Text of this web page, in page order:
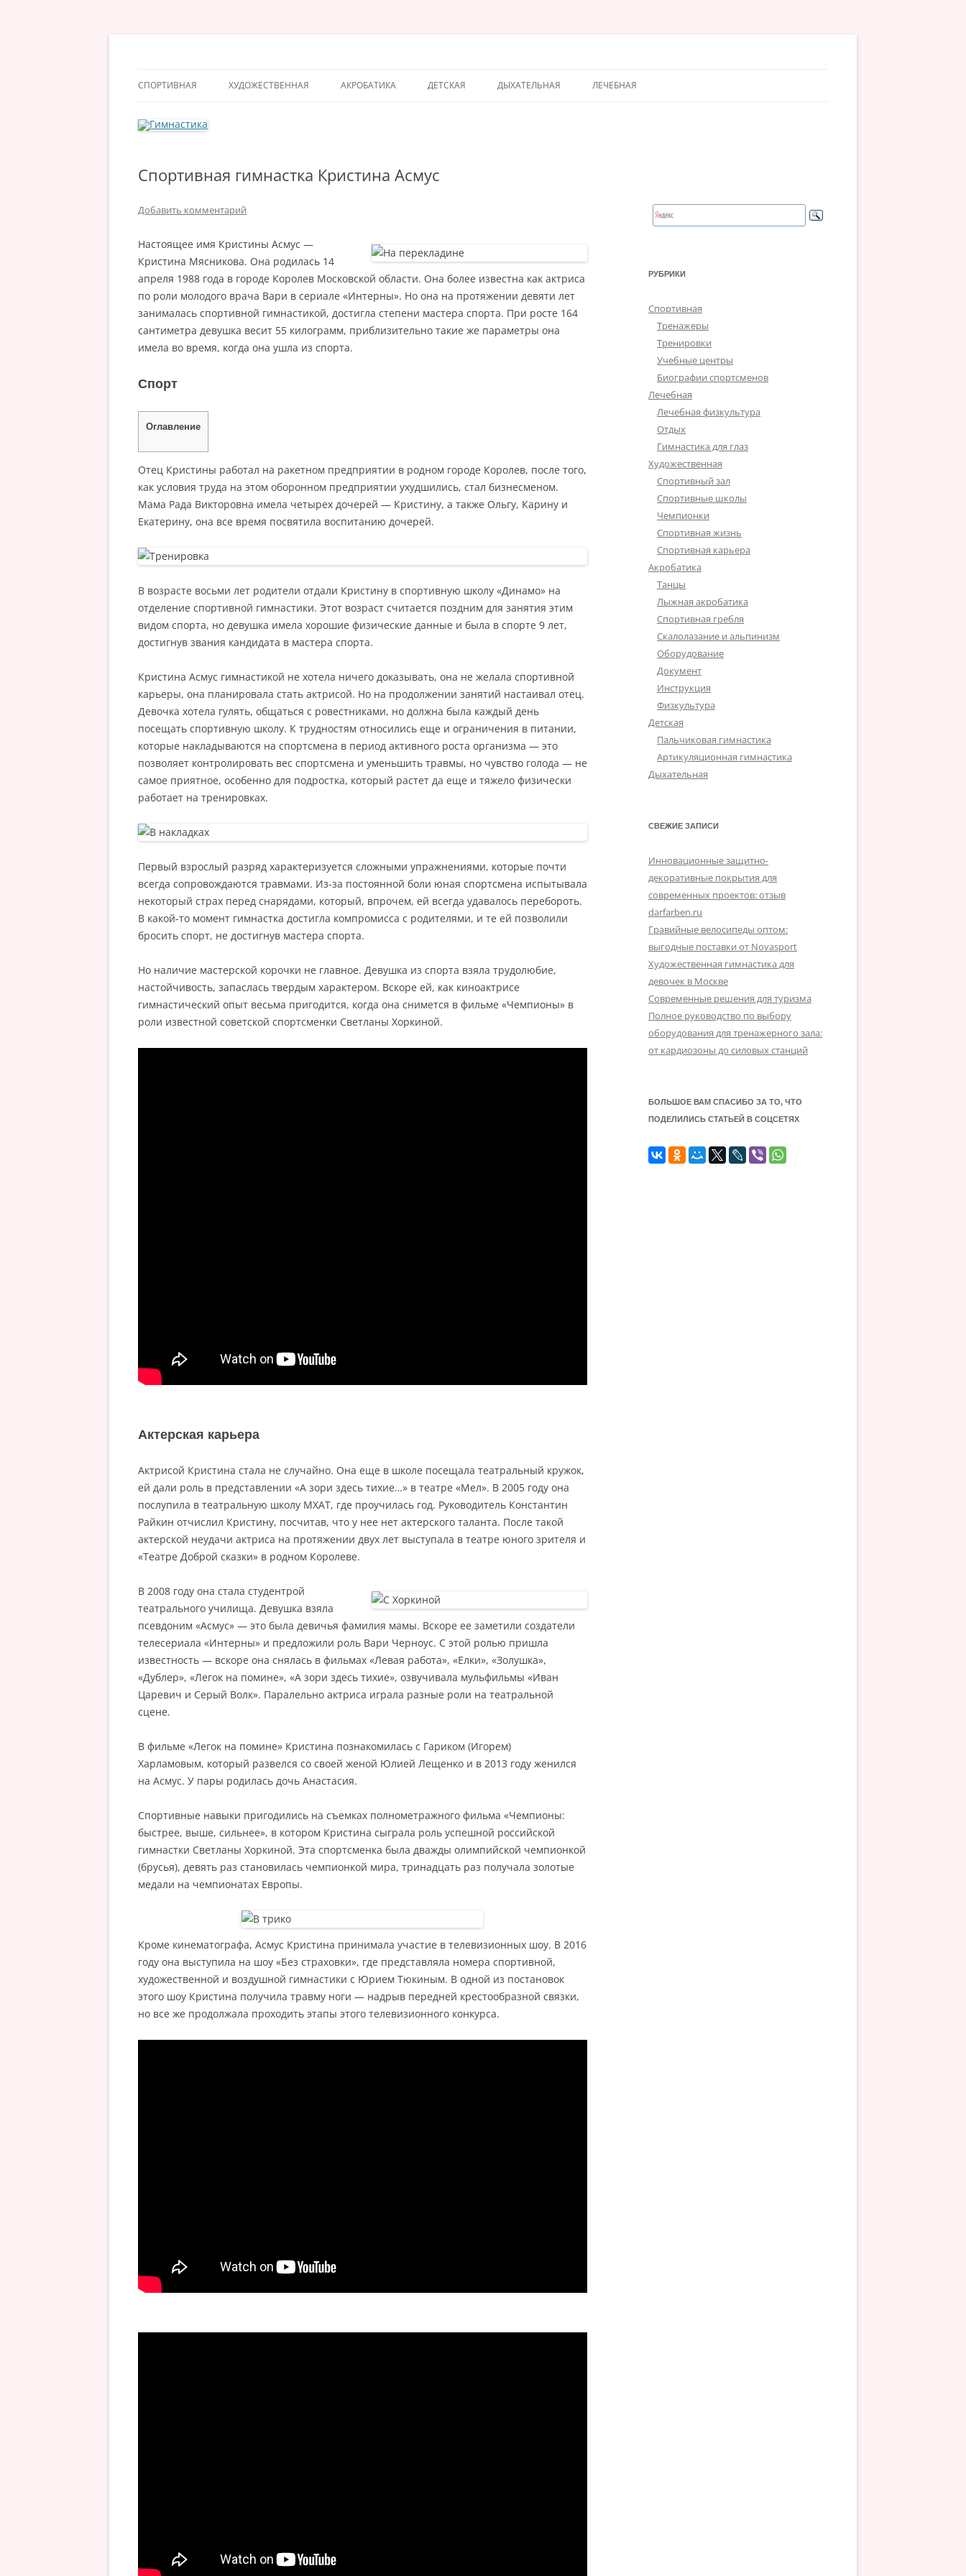
СПОРТИВНАЯ ХУДОЖЕСТВЕННАЯ АКРОБАТИКА ДЕТСКАЯ ДЫХАТЕЛЬНАЯ ЛЕЧЕБНАЯ
Спортивная гимнастка Кристина Асмус
Добавить комментарий
Настоящее имя Кристины Асмус —
Кристина Мяcникова. Она родилась 14
апреля 1988 года в городе Королев Московской области. Она более известна как актриса
по роли молодого врача Вари в сериале «Интерны». Но она на протяжении девяти лет
занималась спортивной гимнастикой, достигла степени мастера спорта. При росте 164
сантиметра девушка весит 55 килограмм, приблизительно такие же параметры она
имела во время, когда она ушла из спорта.
Спорт
Оглавление
Отец Кристины работал на ракетном предприятии в родном городе Королев, после того,
как условия труда на этом оборонном предприятии ухудшились, стал бизнесменом.
Мама Рада Викторовна имела четырех дочерей — Кристину, а также Ольгу, Карину и
Екатерину, она все время посвятила воспитанию дочерей.
В возрасте восьми лет родители отдали Кристину в спортивную школу «Динамо» на
отделение спортивной гимнастики. Этот возраст считается поздним для занятия этим
видом спорта, но девушка имела хорошие физические данные и была в спорте 9 лет,
достигнув звания кандидата в мастера спорта.
Кристина Асмус гимнастикой не хотела ничего доказывать, она не желала спортивной
карьеры, она планировала стать актрисой. Но на продолжении занятий настаивал отец.
Девочка хотела гулять, общаться с ровестниками, но должна была каждый день
посещать спортивную школу. К трудностям относились еще и ограничения в питании,
которые накладываются на спортсмена в период активного роста организма — это
позволяет контролировать вес спортсмена и уменьшить травмы, но чувство голода — не
самое приятное, особенно для подростка, который растет да еще и тяжело физически
работает на тренировках.
Первый взрослый разряд характеризуется сложными упражнениями, которые почти
всегда сопровождаются травмами. Из-за постоянной боли юная спортсмена испытывала
некоторый страх перед снарядами, который, впрочем, ей всегда удавалось перебороть.
В какой-то момент гимнастка достигла компромисса с родителями, и те ей позволили
бросить спорт, не достигнув мастера спорта.
Но наличие мастерской корочки не главное. Девушка из спорта взяла трудолюбие,
настойчивость, запаслась твердым характером. Вскоре ей, как киноактрисе
гимнастический опыт весьма пригодится, когда она снимется в фильме «Чемпионы» в
роли известной советской спортсменки Светланы Хоркиной.
Актерская карьера
Актрисой Кристина стала не случайно. Она еще в школе посещала театральный кружок,
ей дали роль в представлении «А зори здесь тихие…» в театре «Мел». В 2005 году она
послупила в театральную школу МХАТ, где проучилась год. Руководитель Константин
Райкин отчислил Кристину, посчитав, что у нее нет актерского таланта. После такой
актерской неудачи актриса на протяжении двух лет выступала в театре юного зрителя и
«Театре Доброй сказки» в родном Королеве.
В 2008 году она стала студентрой
театрального училища. Девушка взяла
псевдоним «Асмус» — это была девичья фамилия мамы. Вскоре ее заметили создатели
телесериала «Интерны» и предложили роль Вари Черноус. С этой ролью пришла
известность — вскоре она снялась в фильмах «Левая работа», «Елки», «Золушка»,
«Дублер», «Легок на помине», «А зори здесь тихие», озвучивала мульфильмы «Иван
Царевич и Серый Волк». Паралельно актриса играла разные роли на театральной
сцене.
В фильме «Легок на помине» Кристина познакомилась с Гариком (Игорем)
Харламовым, который развелся со своей женой Юлией Лещенко и в 2013 году женился
на Асмус. У пары родилась дочь Анастасия.
Спортивные навыки пригодились на съемках полнометражного фильма «Чемпионы:
быстрее, выше, сильнее», в котором Кристина сыграла роль успешной российской
гимнастки Светланы Хоркиной. Эта спортсменка была дважды олимпийской чемпионкой
(брусья), девять раз становилась чемпионкой мира, тринадцать раз получала золотые
медали на чемпионатах Европы.
Кроме кинематографа, Асмус Кристина принимала участие в телевизионных шоу. В 2016
году она выступила на шоу «Без страховки», где представляла номера спортивной,
художественной и воздушной гимнастики с Юрием Тюкиным. В одной из постановок
этого шоу Кристина получила травму ноги — надрыв передней крестообразной связки,
но все же продолжала проходить этапы этого телевизионного конкурса.
РУБРИКИ
Спортивная
Тренажеры
Тренировки
Учебные центры
Биографии спортсменов
Лечебная
Лечебная физкультура
Отдых
Гимнастика для глаз
Художественная
Спортивный зал
Спортивные школы
Чемпионки
Спортивная жизнь
Спортивная карьера
Акробатика
Танцы
Лыжная акробатика
Спортивная гребля
Скалолазание и альпинизм
Оборудование
Документ
Инструкция
Физкультура
Детская
Пальчиковая гимнастика
Артикуляционная гимнастика
Дыхательная
СВЕЖИЕ ЗАПИСИ
Инновационные защитно-
декоративные покрытия для
современных проектов: отзыв
darfarben.ru
Гравийные велосипеды оптом:
выгодные поставки от Novasport
Художественная гимнастика для
девочек в Москве
Современные решения для туризма
Полное руководство по выбору
оборудования для тренажерного зала:
от кардиозоны до силовых станций
БОЛЬШОЕ ВАМ СПАСИБО ЗА ТО, ЧТО
ПОДЕЛИЛИСЬ СТАТЬЕЙ В СОЦСЕТЯХ